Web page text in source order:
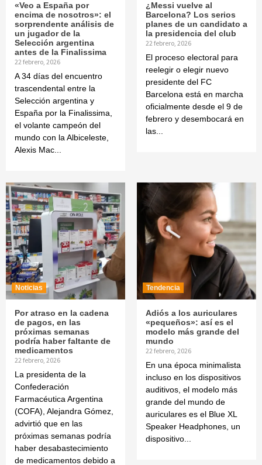
«Veo a España por
encima de nosotros»: el
sorprendente análisis de
un jugador de la
Selección argentina
antes de la Finalissima
22 febrero, 2026
A 34 días del encuentro
trascendental entre la
Selección argentina y
España por la Finalissima,
el volante campeón del
mundo con la Albiceleste,
Alexis Mac...
¿Messi vuelve al
Barcelona? Los serios
planes de un candidato a
la presidencia del club
22 febrero, 2026
El proceso electoral para
reelegir o elegir nuevo
presidente del FC
Barcelona está en marcha
oficialmente desde el 9 de
febrero y desembocará en
las...
Noticias
Por atraso en la cadena
de pagos, en las
próximas semanas
podría haber faltante de
medicamentos
22 febrero, 2026
La presidenta de la
Confederación
Farmacéutica Argentina
(COFA), Alejandra Gómez,
advirtió que en las
próximas semanas podría
haber desabastecimiento
de medicamentos debido a
Tendencia
Adiós a los auriculares
«pequeños»: así es el
modelo más grande del
mundo
22 febrero, 2026
En una época minimalista
incluso en los dispositivos
auditivos, el modelo más
grande del mundo de
auriculares es el Blue XL
Speaker Headphones, un
dispositivo...